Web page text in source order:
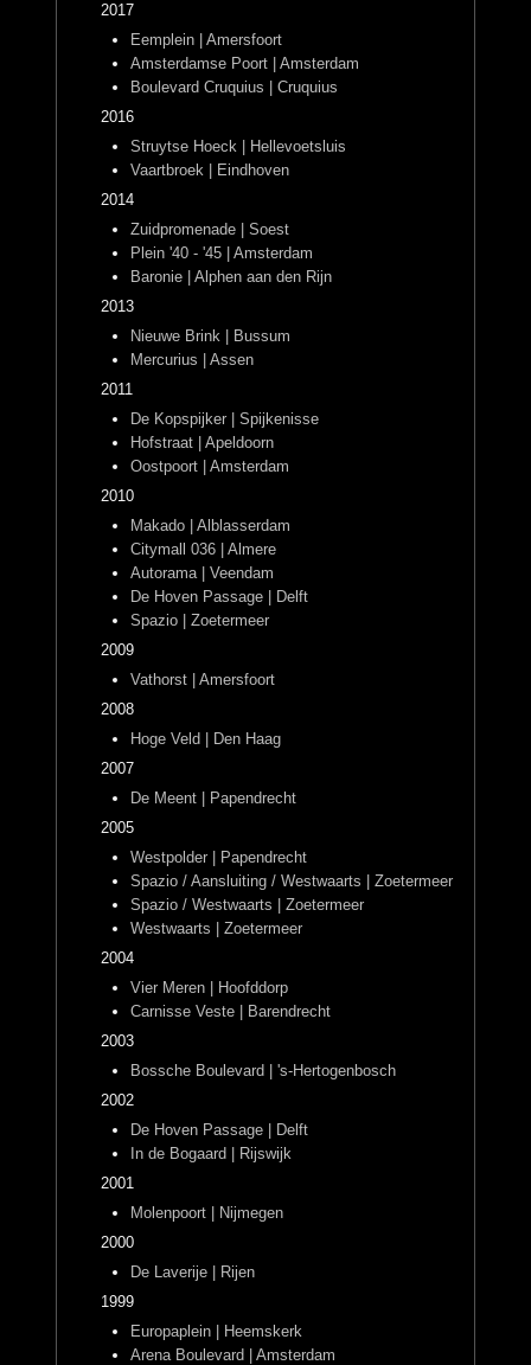
2017
Eemplein | Amersfoort
Amsterdamse Poort | Amsterdam
Boulevard Cruquius | Cruquius
2016
Struytse Hoeck | Hellevoetsluis
Vaartbroek | Eindhoven
2014
Zuidpromenade | Soest
Plein '40 - '45 | Amsterdam
Baronie | Alphen aan den Rijn
2013
Nieuwe Brink | Bussum
Mercurius | Assen
2011
De Kopspijker | Spijkenisse
Hofstraat | Apeldoorn
Oostpoort | Amsterdam
2010
Makado | Alblasserdam
Citymall 036 | Almere
Autorama | Veendam
De Hoven Passage | Delft
Spazio | Zoetermeer
2009
Vathorst | Amersfoort
2008
Hoge Veld | Den Haag
2007
De Meent | Papendrecht
2005
Westpolder | Papendrecht
Spazio / Aansluiting / Westwaarts | Zoetermeer
Spazio / Westwaarts | Zoetermeer
Westwaarts | Zoetermeer
2004
Vier Meren | Hoofddorp
Carnisse Veste | Barendrecht
2003
Bossche Boulevard | 's-Hertogenbosch
2002
De Hoven Passage | Delft
In de Bogaard | Rijswijk
2001
Molenpoort | Nijmegen
2000
De Laverije | Rijen
1999
Europaplein | Heemskerk
Arena Boulevard | Amsterdam